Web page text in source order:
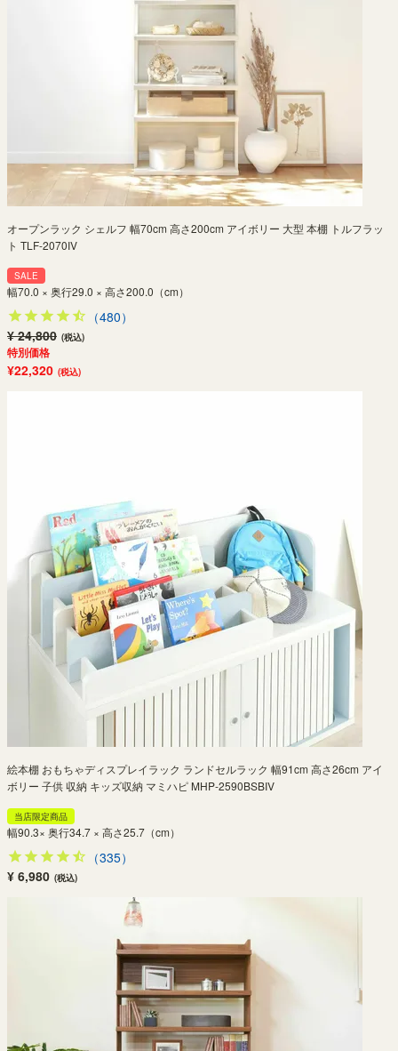
オープンラック シェルフ 幅70cm 高さ200cm アイボリー 大型 本棚 トルフラッ
ト TLF-2070IV
SALE
幅70.0 × 奥行29.0 × 高さ200.0（cm）
（480）
¥ 24,800 (税込)
特別価格
¥22,320 (税込)
絵本棚 おもちゃディスプレイラック ランドセルラック 幅91cm 高さ26cm アイ
ボリー 子供 収納 キッズ収納 マミハピ MHP-2590BSBIV
当店限定商品
幅90.3× 奥行34.7 × 高さ25.7（cm）
（335）
¥ 6,980 (税込)